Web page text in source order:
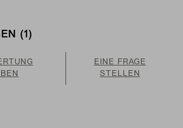
(1)
EINE FRAGE
STELLEN